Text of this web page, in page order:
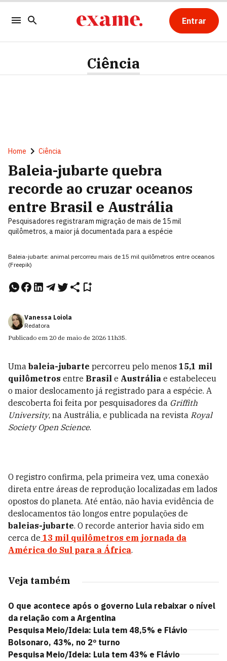
Entrar
Ciência
Home Ciência
Baleia-jubarte quebra
recorde ao cruzar oceanos
entre Brasil e Austrália
Pesquisadores registraram migração de mais de 15 mil
quilômetros, a maior já documentada para a espécie
Baleia-jubarte: animal percorreu mais de 15 mil quilômetros entre oceanos
(Freepik)
Vanessa Loiola
Redatora
Publicado em 20 de maio de 2026 11h35.
Uma baleia-jubarte percorreu pelo menos 15,1 mil
quilômetros entre Brasil e Austrália e estabeleceu
o maior deslocamento já registrado para a espécie. A
descoberta foi feita por pesquisadores da Griffith
University, na Austrália, e publicada na revista Royal
Society Open Science.
O registro confirma, pela primeira vez, uma conexão
direta entre áreas de reprodução localizadas em lados
opostos do planeta. Até então, não havia evidência de
deslocamentos tão longos entre populações de
baleias-jubarte. O recorde anterior havia sido em
cerca de 13 mil quilômetros em jornada da
América do Sul para a África.
Veja também
O que acontece após o governo Lula rebaixar o nível
da relação com a Argentina
Pesquisa Meio/Ideia: Lula tem 48,5% e Flávio
Bolsonaro, 43%, no 2º turno
Pesquisa Meio/Ideia: Lula tem 43% e Flávio